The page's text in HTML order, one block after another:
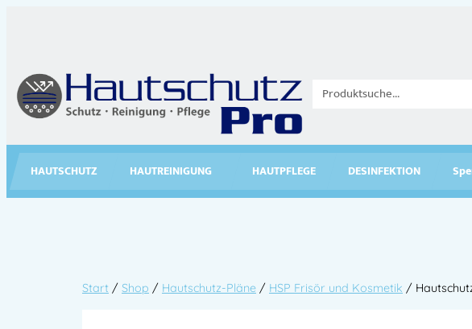
HAUTSCHUTZ HAUTREINIGUNG HAUTPFLEGE DESINFEKTION
Start / Shop / Hautschutz-Pläne / HSP Frisör und Kosmetik /